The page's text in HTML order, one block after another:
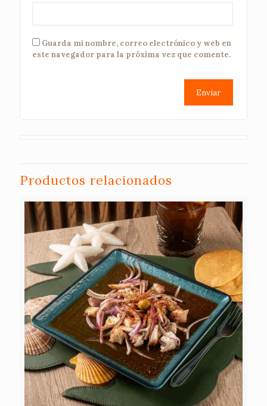
Guarda mi nombre, correo electrónico y web en
este navegador para la próxima vez que comente.
Productos relacionados